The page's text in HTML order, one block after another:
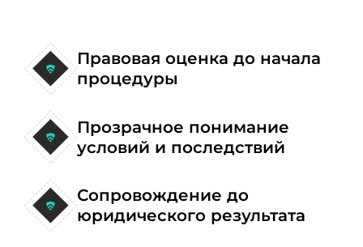
Правовая оценка до начала
процедуры
Прозрачное понимание
условий и последствий
Сопровождение до
юридического результата